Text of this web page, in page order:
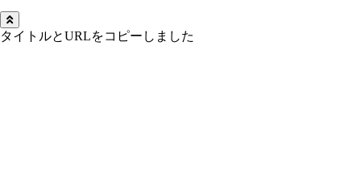
タイトルとURLをコピーしました